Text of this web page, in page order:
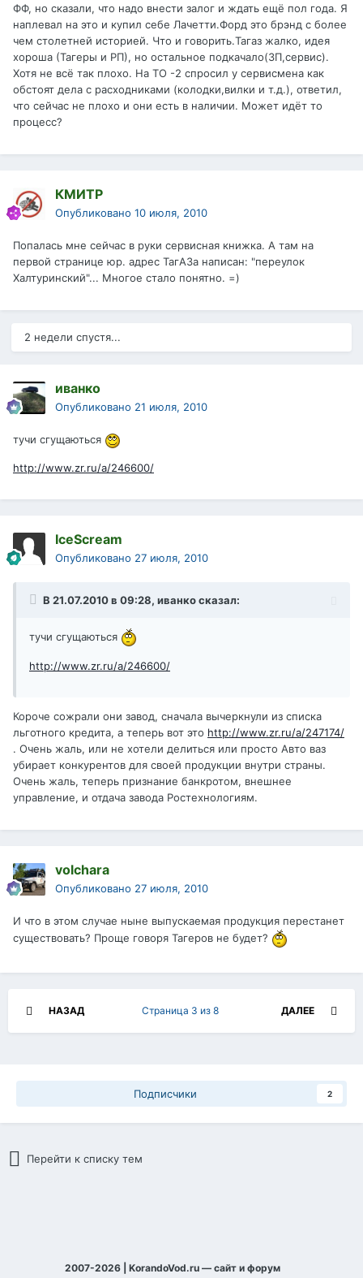
ФФ, но сказали, что надо внести залог и ждать ещё пол года. Я
наплевал на это и купил себе Лачетти.Форд это брэнд с более
чем столетней историей. Что и говорить.Тагаз жалко, идея
хороша (Тагеры и РП), но остальное подкачало(ЗП,сервис).
Хотя не всё так плохо. На ТО -2 спросил у сервисмена как
обстоят дела с расходниками (колодки,вилки и т.д.), ответил,
что сейчас не плохо и они есть в наличии. Может идёт то
процесс?
КМИТР
Опубликовано 10 июля, 2010
Попалась мне сейчас в руки сервисная книжка. А там на
первой странице юр. адрес ТагАЗа написан: "переулок
Халтуринский"... Многое стало понятно. =)
2 недели спустя...
иванко
Опубликовано 21 июля, 2010
тучи сгущаються
http://www.zr.ru/a/246600/
IceScream
Опубликовано 27 июля, 2010
В 21.07.2010 в 09:28, иванко сказал:
тучи сгущаються
http://www.zr.ru/a/246600/
Короче сожрали они завод, сначала вычеркнули из списка
льготного кредита, а теперь вот это http://www.zr.ru/a/247174/
. Очень жаль, или не хотели делиться или просто Авто ваз
убирает конкурентов для своей продукции внутри страны.
Очень жаль, теперь признание банкротом, внешнее
управление, и отдача завода Ростехнологиям.
volchara
Опубликовано 27 июля, 2010
И что в этом случае ныне выпускаемая продукция перестанет
существовать? Проще говоря Тагеров не будет?
НАЗАД ДАЛЕЕ
Страница 3 из 8
Подписчики 2
Перейти к списку тем
2007-2026 | KorandoVod.ru — сайт и форум